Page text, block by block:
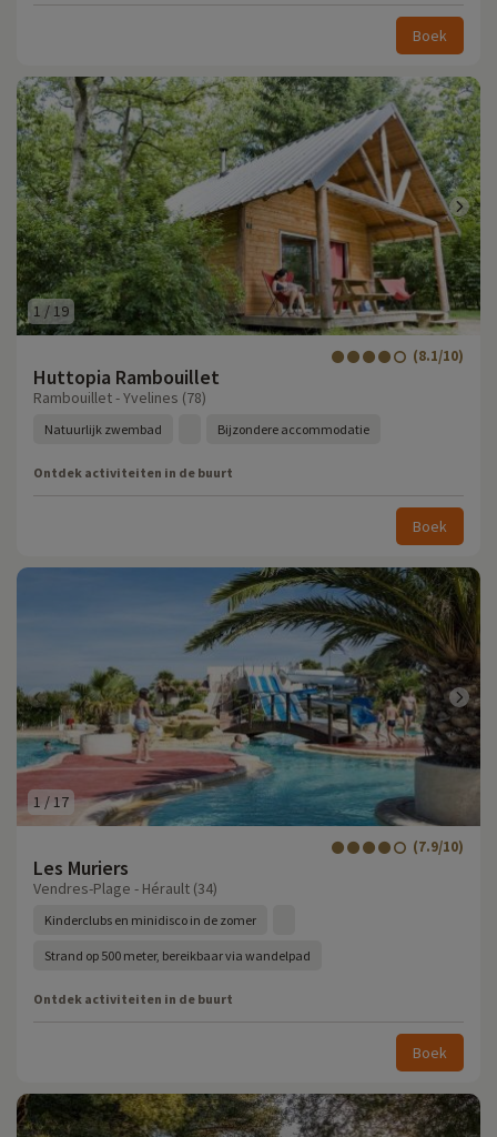
Boek
1 / 19
Huttopia Rambouillet
(8.1/10)
Rambouillet - Yvelines (78)
Natuurlijk zwembad Bijzondere accommodatie
Ontdek activiteiten in de buurt
Boek
1 / 17
Les Muriers
(7.9/10)
Vendres-Plage - Hérault (34)
Kinderclubs en minidisco in de zomer
Strand op 500 meter, bereikbaar via wandelpad
Ontdek activiteiten in de buurt
Boek